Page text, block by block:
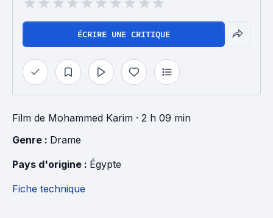
ÉCRIRE UNE CRITIQUE
Film de Mohammed Karim · 2 h 09 min
Genre : Drame
Pays d'origine : Égypte
Fiche technique